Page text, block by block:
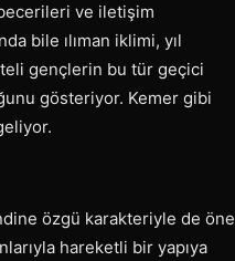
ve iletişim
bile ılıman iklimi, yıl
gençlerin bu tür geçici
gösteriyor. Kemer gibi
özgü karakteriyle de öne
hareketli bir yapıya